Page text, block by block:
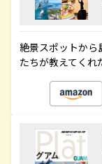
絶景スポットから
たちが教えてくれ